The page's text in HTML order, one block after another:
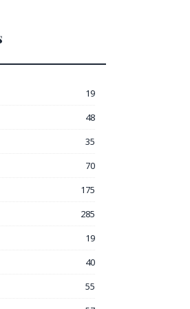
19
48
35
70
175
285
19
40
55